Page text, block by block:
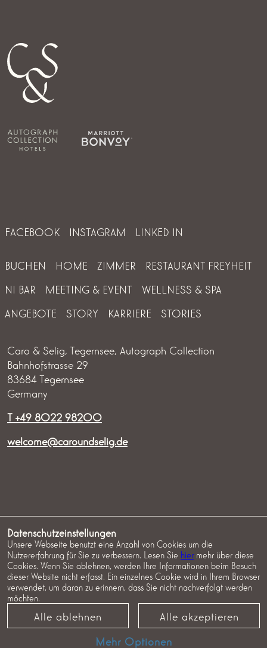
FACEBOOK INSTAGRAM LINKED IN
BUCHEN HOME ZIMMER
RESTAURANT FREYHEIT
NI BAR
MEETING & EVENT
WELLNESS & SPA
ANGEBOTE
STORY KARRIERE STORIES
Caro & Selig, Tegernsee, Autograph Collection
Bahnhofstrasse 29
83684 Tegernsee
Germany
T +49 8022 98200
welcome@caroundselig.de
IMPRESSUM DATENSCHUTZ
AGB EVENTS
COOKIES
Datenschutzeinstellungen
Unsere Webseite benutzt eine Anzahl von Cookies um die
Nutzererfahrung für Sie zu verbessern. Lesen Sie hier mehr über diese
Cookies. Wenn Sie ablehnen, werden Ihre Informationen beim Besuch
dieser Website nicht erfasst. Ein einzelnes Cookie wird in Ihrem Browser
verwendet, um daran zu erinnern, dass Sie nicht nachverfolgt werden
möchten.
Alle ablehnen
Alle akzeptieren
Mehr Optionen